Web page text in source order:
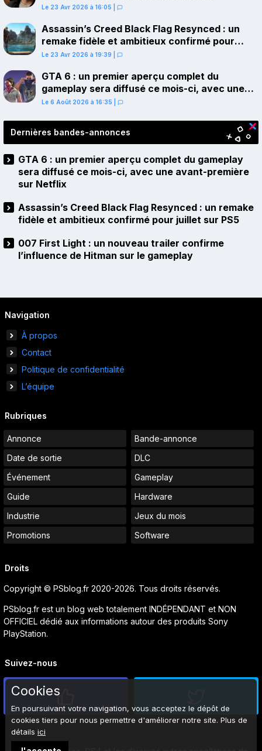
Le 23 Avr 2026 à 16:05
Assassin’s Creed Black Flag Resynced : un
remake fidèle et ambitieux confirmé pour
juillet sur PS5
Le 23 Avr 2026 à 19:39
GTA 6 : un premier aperçu complet du
gameplay sera diffusé ce mois-ci, avec une
avant-première sur Netflix
Le 6 Août 2026 à 16:35
Dernières bandes-annonces
GTA 6 : un premier aperçu complet du gameplay
sera diffusé ce mois-ci, avec une avant-première
sur Netflix
Assassin’s Creed Black Flag Resynced : un remake
fidèle et ambitieux confirmé pour juillet sur PS5
007 First Light : un nouveau trailer confirme
l’influence de Hitman sur le gameplay
Navigation
À propos
Contact
Politique de confidentialité
L’équipe
Rubriques
Annonce
Bande-annonce
Date de sortie
DLC
Événement
Gameplay
Guide
Hardware
Industrie
Jeux du mois
Promotions
Software
Droits
Copyright © PSblog.fr 2020-2026. Tous droits réservés.
PSblog.fr est un blog web totalement INDÉPENDANT et NON
OFFICIEL dédié aux informations autour des produits Sony
PlayStation.
Suivez-nous
Cookies
En poursuivant votre navigation, vous acceptez le dépôt de
cookies tiers pour nous permettre d'améliorer notre site. Plus de
détails ici